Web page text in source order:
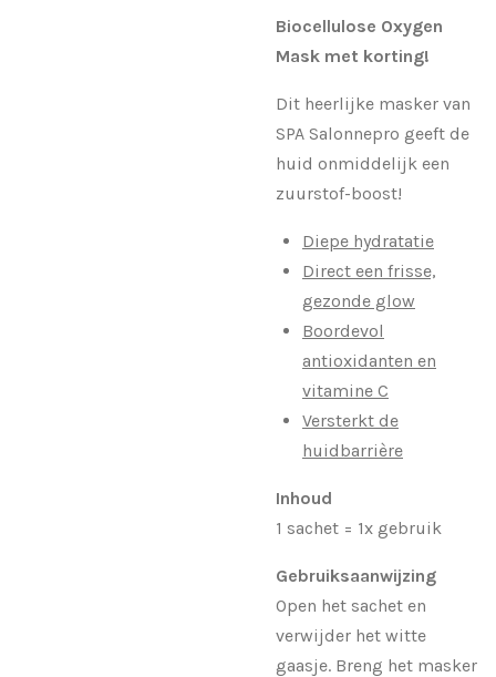
Biocellulose Oxygen
Mask met korting!
Dit heerlijke masker van
SPA Salonnepro geeft de
huid onmiddelijk een
zuurstof-boost!
Diepe hydratatie
Direct een frisse,
gezonde glow
Boordevol
antioxidanten en
vitamine C
Versterkt de
huidbarrière
Inhoud
1 sachet = 1x gebruik
Gebruiksaanwijzing
Open het sachet en
verwijder het witte
gaasje. Breng het masker